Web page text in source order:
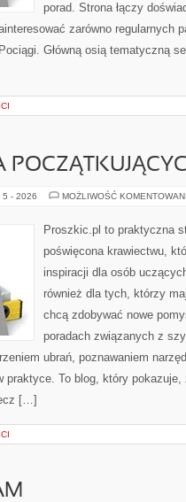
porad. Strona łączy
zarówno regularnych
Główną osią tematyczną
5 - 2026 MOŻLIWOŚĆ
Proszkic.pl to praktyczna
poświęcona krawiectwu,
inspiracji dla osób
również dla tych, którzy
chcą zdobywać nowe
poradach związanych z
ubrań, poznawaniem
praktyce. To blog, który
[…]